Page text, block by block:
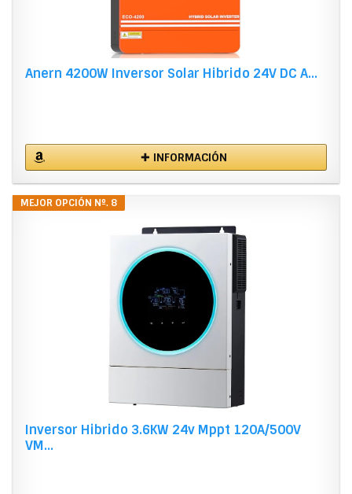
Anern 4200W Inversor Solar Hibrido 24V DC A...
✚ INFORMACIÓN
MEJOR OPCIÓN Nº. 8
Inversor Hibrido 3.6KW 24v Mppt 120A/500V
VM...